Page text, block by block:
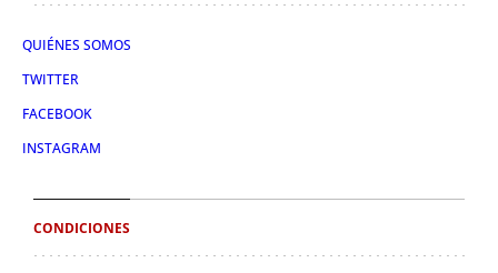
QUIÉNES SOMOS
TWITTER
FACEBOOK
INSTAGRAM
CONDICIONES